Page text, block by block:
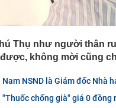
Mưa lớn vượt công
sao?
Thụ như người thân
không mời cũng
Nam NSND là Giám đốc Nhà
"Thuốc chống già" giá 0 đồng